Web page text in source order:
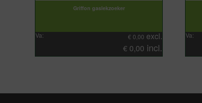
Griffon gaslekzoeker
Va: € 0,00 excl.
€ 0,00 incl.
Va: